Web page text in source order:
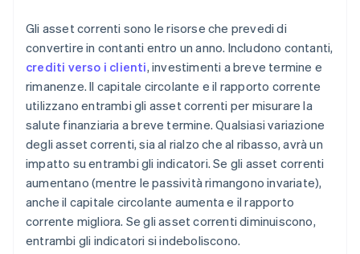
Gli asset correnti sono le risorse che prevedi di
convertire in contanti entro un anno. Includono contanti,
crediti verso i clienti, investimenti a breve termine e
rimanenze. Il capitale circolante e il rapporto corrente
utilizzano entrambi gli asset correnti per misurare la
salute finanziaria a breve termine. Qualsiasi variazione
degli asset correnti, sia al rialzo che al ribasso, avrà un
impatto su entrambi gli indicatori. Se gli asset correnti
aumentano (mentre le passività rimangono invariate),
anche il capitale circolante aumenta e il rapporto
corrente migliora. Se gli asset correnti diminuiscono,
entrambi gli indicatori si indeboliscono.